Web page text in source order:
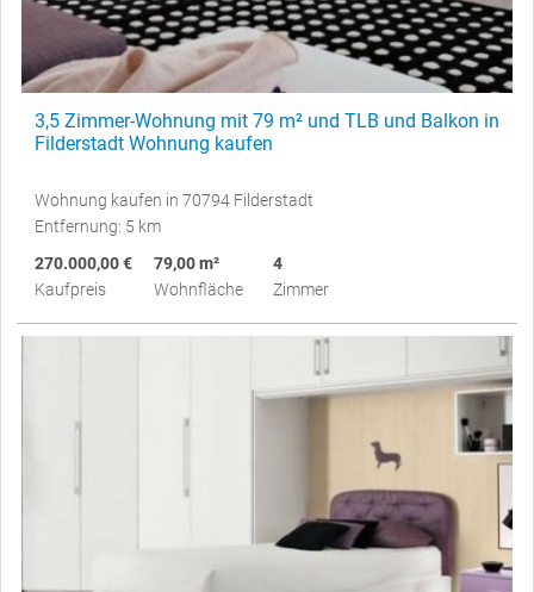
3,5 Zimmer-Wohnung mit 79 m² und TLB und Balkon in
Filderstadt Wohnung kaufen
Wohnung kaufen in 70794 Filderstadt
Entfernung: 5 km
270.000,00 €
Kaufpreis
79,00 m²
Wohnfläche
4
Zimmer